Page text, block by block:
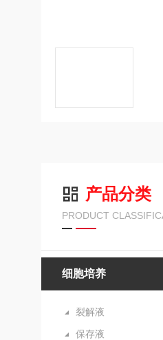
产品分类
PRODUCT
细胞培养
裂解液
保存液